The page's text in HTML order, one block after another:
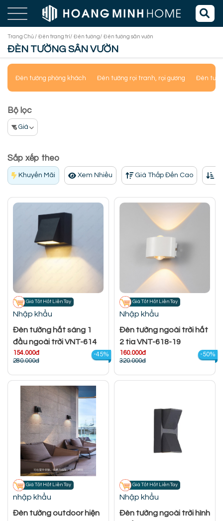
Trang Chủ / Đèn trang trí/ Đèn tường/ Đèn tường sân vườn
ĐÈN TƯỜNG SÂN VƯỜN
Đèn tường phòng khách Đèn tường rọi tranh, rọi gương Đèn
Bộ lọc
Giá
Sắp xếp theo
Khuyến Mãi Xem Nhiều Giá Thấp Đến Cao
Giá Tốt Hốt Liền Tay
Nhập khẩu
Đèn tường hắt sáng 1
đầu ngoài trời VNT-614
154.000đ
280.000đ
-45%
Giá Tốt Hốt Liền Tay
Nhập khẩu
Đèn tường ngoài trời hắt
2 tia VNT-618-19
160.000đ
320.000đ
-50%
Giá Tốt Hốt Liền Tay
nhập khẩu
Đèn tường outdoor hiện
Giá Tốt Hốt Liền Tay
Nhập khẩu
Đèn tường ngoài trời hình